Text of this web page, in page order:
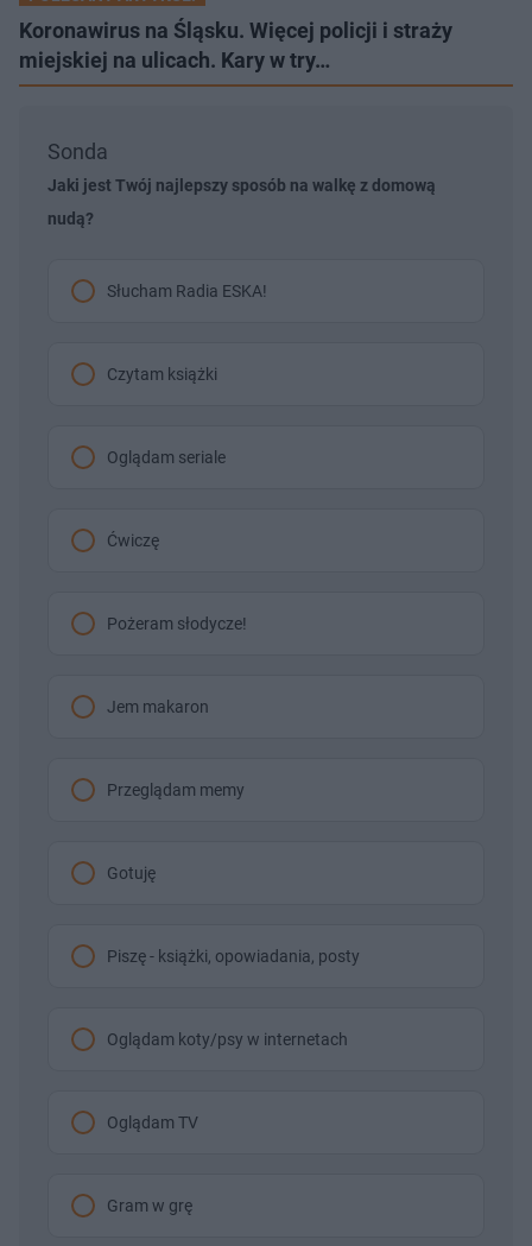
Koronawirus na Śląsku. Więcej policji i straży
miejskiej na ulicach. Kary w try…
Sonda
Jaki jest Twój najlepszy sposób na walkę z domową
nudą?
Słucham Radia ESKA!
Czytam książki
Oglądam seriale
Ćwiczę
Pożeram słodycze!
Jem makaron
Przeglądam memy
Gotuję
Piszę - książki, opowiadania, posty
Oglądam koty/psy w internetach
Oglądam TV
Gram w grę